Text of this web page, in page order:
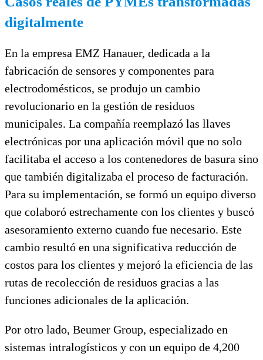
digitalmente
En la empresa EMZ Hanauer, dedicada a la
fabricación de sensores y componentes para
electrodomésticos, se produjo un cambio
revolucionario en la gestión de residuos
municipales. La compañía reemplazó las llaves
electrónicas por una aplicación móvil que no solo
facilitaba el acceso a los contenedores de basura sino
que también digitalizaba el proceso de facturación.
Para su implementación, se formó un equipo diverso
que colaboró estrechamente con los clientes y buscó
asesoramiento externo cuando fue necesario. Este
cambio resultó en una significativa reducción de
costos para los clientes y mejoró la eficiencia de las
rutas de recolección de residuos gracias a las
funciones adicionales de la aplicación.
Por otro lado, Beumer Group, especializado en
sistemas intralogísticos y con un equipo de 4,200